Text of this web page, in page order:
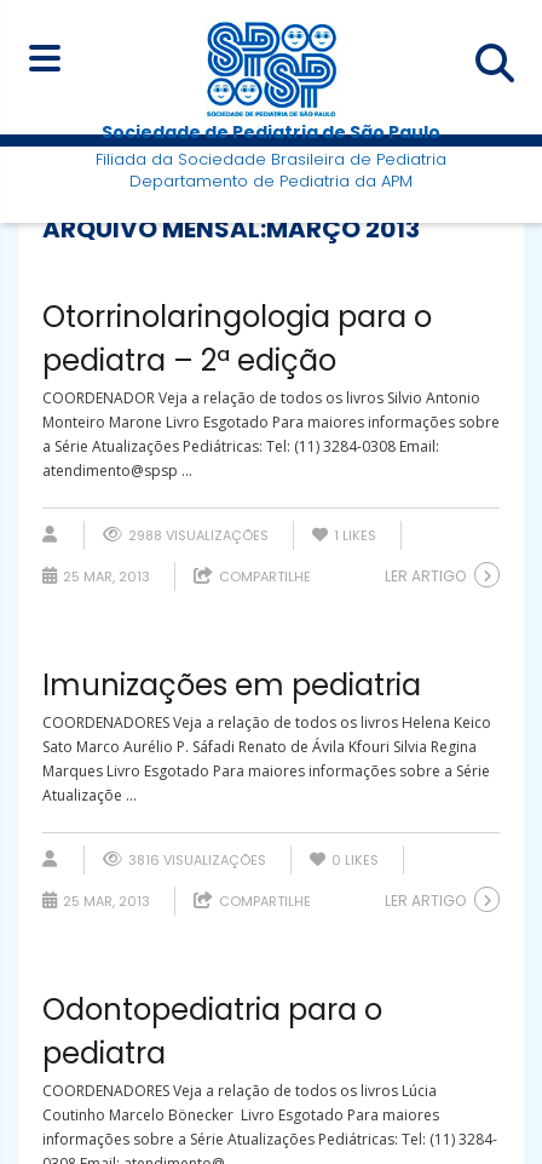
Sociedade de Pediatria de São Paulo
Filiada da Sociedade Brasileira de Pediatria
Departamento de Pediatria da APM
ARQUIVO MENSAL:MARÇO 2013
Otorrinolaringologia para o
pediatra – 2ª edição
COORDENADOR Veja a relação de todos os livros Silvio Antonio
Monteiro Marone Livro Esgotado Para maiores informações sobre
a Série Atualizações Pediátricas: Tel: (11) 3284-0308 Email:
atendimento@spsp ...
2988 VISUALIZAÇÕES 1 LIKES
25 MAR, 2013 COMPARTILHE LER ARTIGO
Imunizações em pediatria
COORDENADORES Veja a relação de todos os livros Helena Keico
Sato Marco Aurélio P. Sáfadi Renato de Ávila Kfouri Silvia Regina
Marques Livro Esgotado Para maiores informações sobre a Série
Atualizaçõe ...
3816 VISUALIZAÇÕES 0 LIKES
25 MAR, 2013 COMPARTILHE LER ARTIGO
Odontopediatria para o
pediatra
COORDENADORES Veja a relação de todos os livros Lúcia
Coutinho Marcelo Bönecker Livro Esgotado Para maiores
informações sobre a Série Atualizações Pediátricas: Tel: (11) 3284-